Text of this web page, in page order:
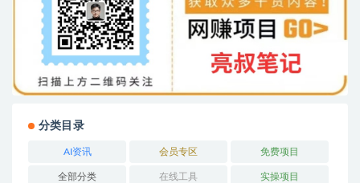
分类目录
AI资讯 会员专区 免费项目
全部分类 在线工具 实操项目